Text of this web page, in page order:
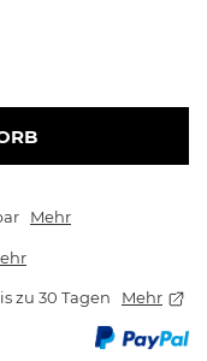
Mehr
zu 30 Tagen Mehr